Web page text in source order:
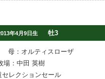
年4月9日生 牡3
母：オルティスローザ
場：中田 英樹
セレクションセール